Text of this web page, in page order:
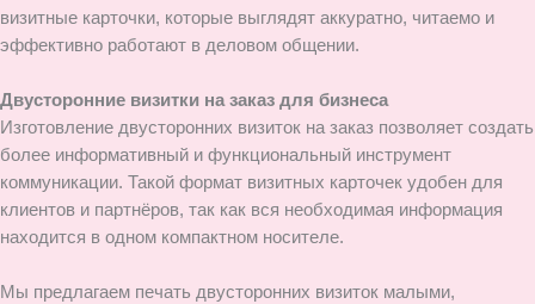
визитные карточки, которые выглядят аккуратно, читаемо и
эффективно работают в деловом общении.
Двусторонние визитки на заказ для бизнеса
Изготовление двусторонних визиток на заказ позволяет создать
более информативный и функциональный инструмент
коммуникации. Такой формат визитных карточек удобен для
клиентов и партнёров, так как вся необходимая информация
находится в одном компактном носителе.
Мы предлагаем печать двусторонних визиток малыми,